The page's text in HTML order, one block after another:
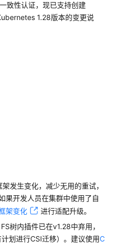
致性认证，现已支持创建
1.28版本的变更说
发生变化，减少无用的重试，
果开发人员在集群中使用了自
架变化
进行适配升级。
树内插件已在v1.28中弃用，
划进行CSI迁移）。建议使用C